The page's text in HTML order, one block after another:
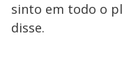
sinto em todo o
disse.